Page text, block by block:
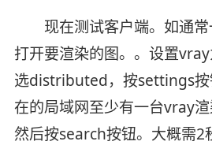
现在测试客户端。如通常
打开要渲染的图。。设置
选distributed，按settings按
在的局域网至少有一台vray渲
然后按search按钮。大概需2